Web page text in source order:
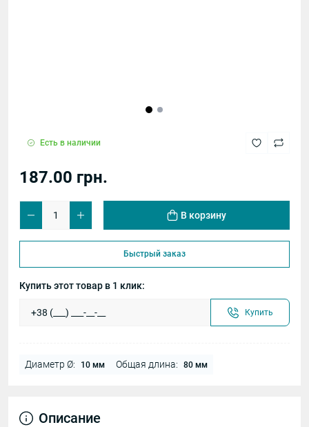
Есть в наличии
187.00 грн.
В корзину
Быстрый заказ
Купить этот товар в 1 клик:
Купить
Диаметр Ø: 10 мм Общая длина: 80 мм
Описание